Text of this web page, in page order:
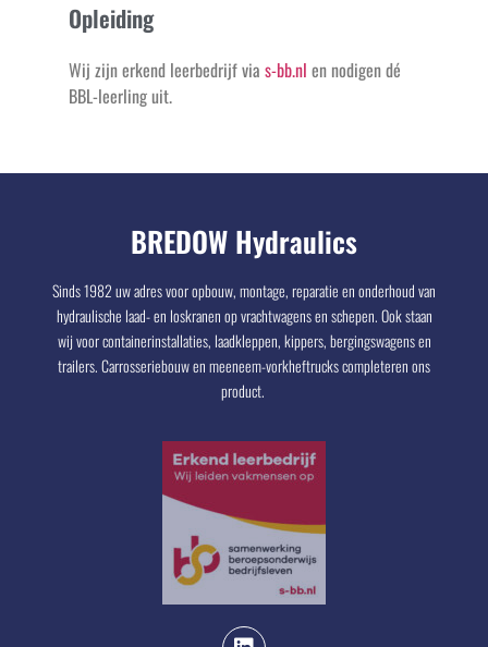
Opleiding
Wij zijn erkend leerbedrijf via s-bb.nl en nodigen dé
BBL-leerling uit.
BREDOW Hydraulics
Sinds 1982 uw adres voor opbouw, montage, reparatie en onderhoud van
hydraulische laad- en loskranen op vrachtwagens en schepen. Ook staan
wij voor containerinstallaties, laadkleppen, kippers, bergingswagens en
trailers. Carrosseriebouw en meeneem-vorkheftrucks completeren ons
product.